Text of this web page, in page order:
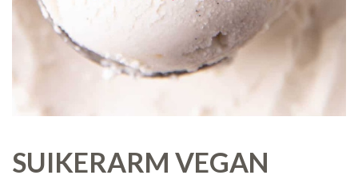
SUIKERARM VEGAN